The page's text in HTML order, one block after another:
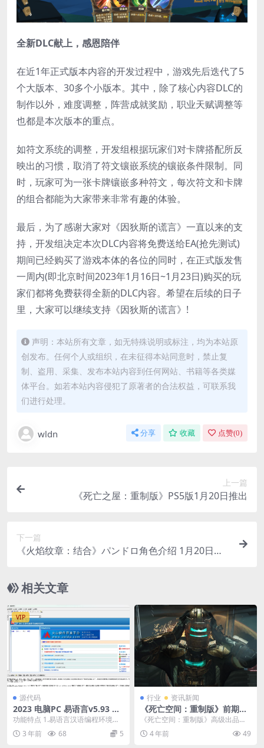
全新DLC献上，感恩陪伴
在近1年正式版本内容的开发过程中，游戏先后迭代了5
个大版本、30多个小版本。其中，除了核心内容DLC的
制作以外，难度调整，阵营成就奖励，职业天赋调整等
也都是本次版本的重点。
如符文系统的调整，开发组根据玩家们对卡牌搭配所反
映出的习惯，取消了符文镶嵌系统的镶嵌条件限制。同
时，玩家可为一张卡牌镶嵌多种符文，每次符文和卡牌
的组合都能为大家带来非常有趣的体验。
最后，为了感谢大家对《因狄斯的谎言》一直以来的支
持，开发组决定本次DLC内容将免费送给EA(抢先测试)
期间已经购买了游戏本体的各位的同时，在正式版发售
一周内(即北京时间2023年1月16日~1月23日)购买的玩
家们都将免费获得全新的DLC内容。希望在后续的日子
里，大家可以继续支持《因狄斯的谎言》!
声明：本站所有文章，如无特殊说明或标注，均为本站原
创发布。任何个人或组织，在未征得本站同意时，禁止复
制、盗用、采集、发布本站内容到任何网站、书籍等各类媒
体平台。如若本站内容侵犯了原著者的合法权益，可联系我
们进行处理。
wldn 分享 收藏 点赞(0)
上一篇
《死亡之屋：重制版》PS5版1月20日推出
下一篇
《火焰纹章：结合》パンドロ角色介绍 1月20日发
相关文章
VIP
源代码
2023 电脑PC 易语言v5.93 免
安装
功能特点 1.易语言汉语编程环境是
一个支持基于汉语字、词编程的、
全可视化的、跨主...
3 年前 68 5
行业 资讯新闻
《死亡空间：重制版》前期跟
原版很像 但后期会改变
《死亡空间：重制版》高级出品人P
hillipe Ducharme近日接受采访，
表...4 年前 49